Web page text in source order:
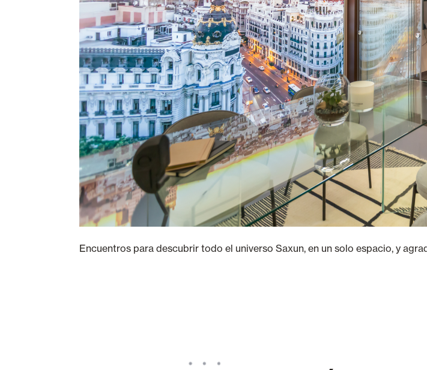
Encuentros para descubrir todo el universo Saxun, en un solo espacio, y